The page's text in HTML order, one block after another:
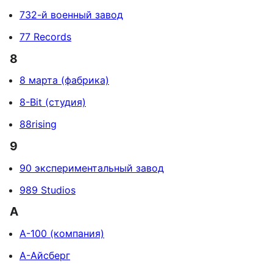
732-й военный завод
77 Records
8
8 марта (фабрика)
8-Bit (студия)
88rising
9
90 экспериментальный завод
989 Studios
А
А-100 (компания)
А-Айсберг